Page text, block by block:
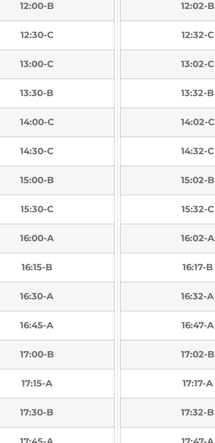
12:00-B
12:30-C
13:00-C
13:30-B
14:00-C
14:30-C
15:00-B
15:30-C
16:00-A
16:15-B
16:30-A
16:45-A
17:00-B
17:15-A
17:30-B
12:02-B
12:32-C
13:02-C
13:32-B
14:02-C
14:32-C
15:02-B
15:32-C
16:02-A
16:17-B
16:32-A
16:47-A
17:02-B
17:17-A
17:32-B